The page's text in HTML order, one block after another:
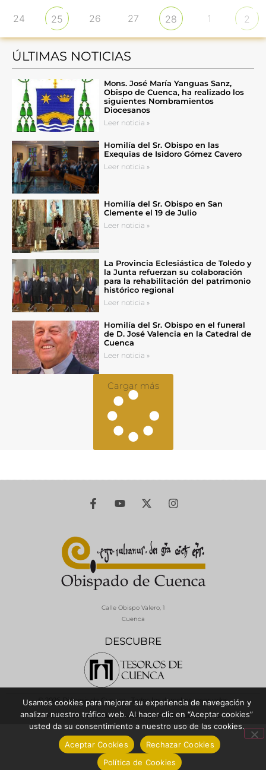
24 25 26 27 28 1 2
ÚLTIMAS NOTICIAS
Mons. José María Yanguas Sanz,
Obispo de Cuenca, ha realizado los
siguientes Nombramientos
Diocesanos
Leer noticia »
Homilía del Sr. Obispo en las
Exequias de Isidoro Gómez Cavero
Leer noticia »
Homilía del Sr. Obispo en San
Clemente el 19 de Julio
Leer noticia »
La Provincia Eclesiástica de Toledo y
la Junta refuerzan su colaboración
para la rehabilitación del patrimonio
histórico regional
Leer noticia »
Homilía del Sr. Obispo en el funeral
de D. José Valencia en la Catedral de
Cuenca
Leer noticia »
Cargar más
DESCUBRE
Calle Obispo Valero, 1
Cuenca
© 2026 Diócesis de Cuenca - Todos los derechos reservados
Política de Privacidad / Aviso LegalPolítica de Cookies
Usamos cookies para mejorar su experiencia de navegación y
analizar nuestro tráfico web. Al hacer clic en “Aceptar cookies”
usted da su consentimiento a nuestro uso de las cookies.
Aceptar Cookies
Rechazar Cookies
Política de Cookies